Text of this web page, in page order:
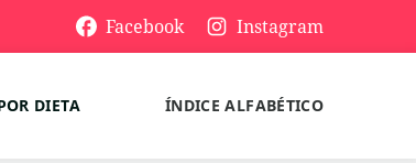
Facebook Instagram
DIETA ÍNDICE ALFABÉTICO